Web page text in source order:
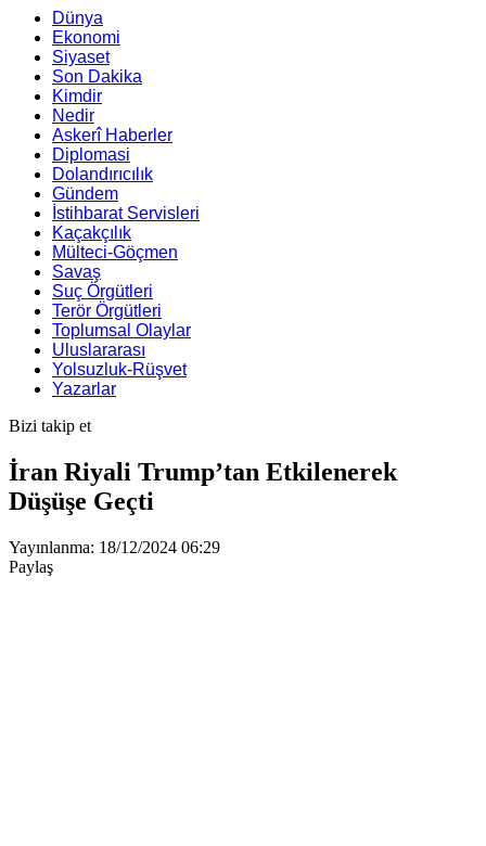
Dünya
Ekonomi
Siyaset
Son Dakika
Kimdir
Nedir
Askerî Haberler
Diplomasi
Dolandırıcılık
Gündem
İstihbarat Servisleri
Kaçakçılık
Mülteci-Göçmen
Savaş
Suç Örgütleri
Terör Örgütleri
Toplumsal Olaylar
Uluslararası
Yolsuzluk-Rüşvet
Yazarlar
Bizi takip et
İran Riyali Trump’tan Etkilenerek
Düşüşe Geçti
Yayınlanma: 18/12/2024 06:29
Paylaş